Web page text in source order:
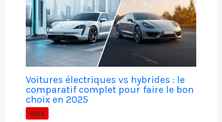
Voitures électriques vs hybrides : le
comparatif complet pour faire le bon
choix en 2025
Auto